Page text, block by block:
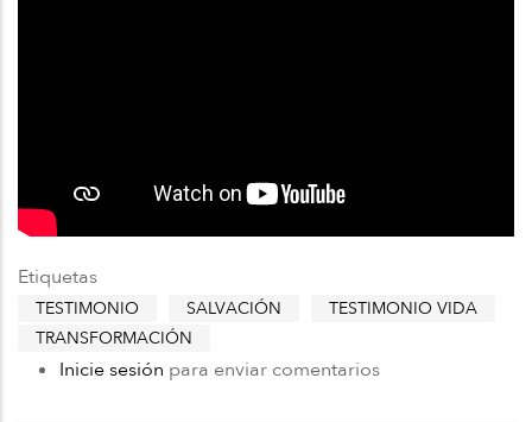
Etiquetas
TESTIMONIO SALVACIÓN
TESTIMONIO VIDA
TRANSFORMACIÓN
Inicie sesión para enviar comentarios